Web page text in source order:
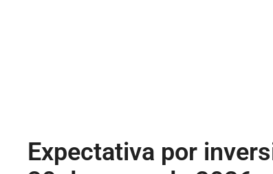
Expectativa por